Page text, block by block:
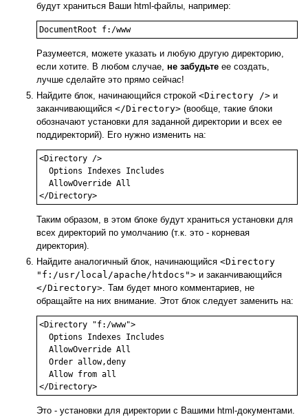
будут храниться Ваши html-файлы, например:
DocumentRoot f:/www
Разумеется, можете указать и любую другую директорию,
если хотите. В любом случае, не забудьте ее создать,
лучше сделайте это прямо сейчас!
Найдите блок, начинающийся строкой <Directory /> и
заканчивающийся </Directory> (вообще, такие блоки
обозначают установки для заданной директории и всех ее
поддиректорий). Его нужно изменить на:
<Directory />
  Options Indexes Includes
  AllowOverride All
</Directory>
Таким образом, в этом блоке будут храниться установки для
всех директорий по умолчанию (т.к. это - корневая
директория).
Найдите аналогичный блок, начинающийся <Directory
"f:/usr/local/apache/htdocs"> и заканчивающийся
</Directory>. Там будет много комментариев, не
обращайте на них внимание. Этот блок следует заменить на:
<Directory "f:/www">
  Options Indexes Includes
  AllowOverride All
  Order allow,deny
  Allow from all
</Directory>
Это - установки для директории с Вашими html-документами.